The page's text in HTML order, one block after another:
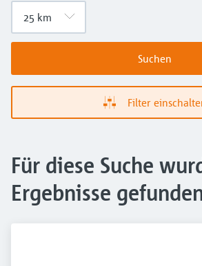
Suchen
Filter
Für diese Suche
Ergebnisse